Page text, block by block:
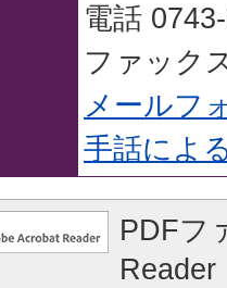
電話
ファック
メールフ
手話によ
PDFフ
Reader